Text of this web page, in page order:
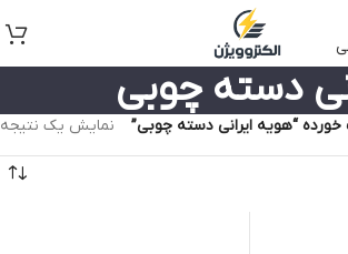
دسته چوبی
“هویه ایرانی دسته چوبی” نمایش یک نتیجه